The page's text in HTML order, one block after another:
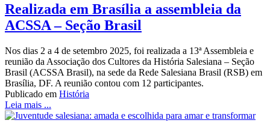
Realizada em Brasília a assembleia da
ACSSA – Seção Brasil
Nos dias 2 a 4 de setembro 2025, foi realizada a 13ª Assembleia e
reunião da Associação dos Cultores da História Salesiana – Seção
Brasil (ACSSA Brasil), na sede da Rede Salesiana Brasil (RSB) em
Brasília, DF. A reunião contou com 12 participantes.
Publicado em História
Leia mais ...